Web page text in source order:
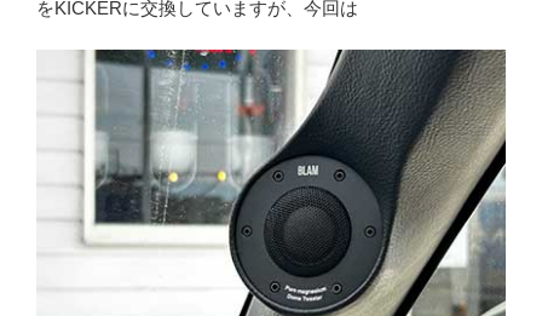
をKICKERに交換していますが、今回は